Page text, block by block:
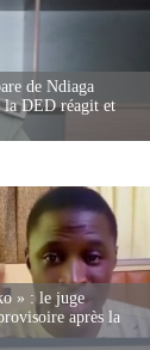
de Ndiaga
la DED réagit et
» : le juge
après la